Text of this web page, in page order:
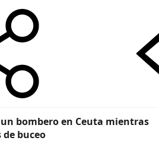
bombero en Ceuta mientras
buceo